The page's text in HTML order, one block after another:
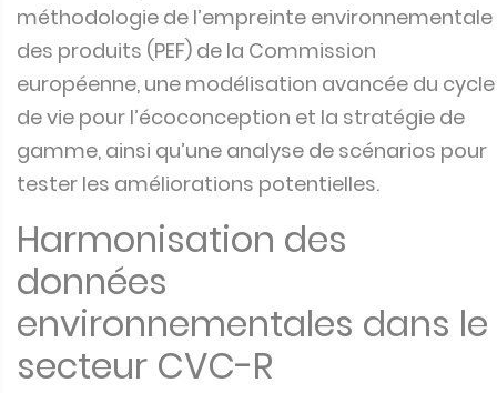
méthodologie de l’empreinte environnementale
des produits (PEF) de la Commission
européenne, une modélisation avancée du cycle
de vie pour l’écoconception et la stratégie de
gamme, ainsi qu’une analyse de scénarios pour
tester les améliorations potentielles.
Harmonisation des
données
environnementales dans le
secteur CVC-R